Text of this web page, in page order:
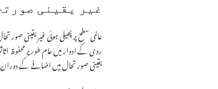
غیر یقینی
عالمی سطح پر پھیلی ہوئی غیر یقینی
روی کے ادوار میں عام طور پر محفوظ
یقینی صورتحال میں اضافے کے دوران